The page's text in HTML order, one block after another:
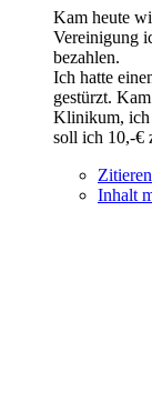
Kam heute
Vereinigung
bezahlen.
Ich hatte
gestürzt.
Klinikum, ich
soll ich 10,-€
Zitieren
Inhalt